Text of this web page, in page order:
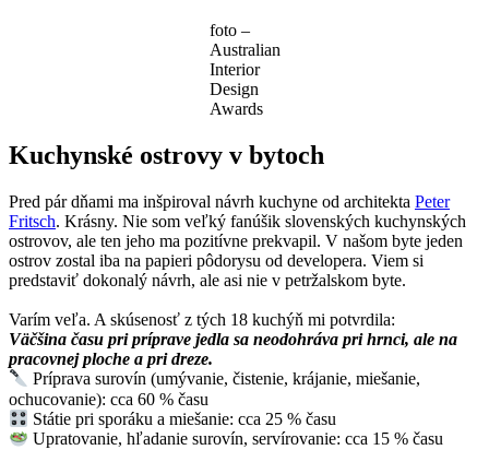
foto –
Australian
Interior
Design
Awards
Kuchynské ostrovy v bytoch
Pred pár dňami ma inšpiroval návrh kuchyne od architekta Peter
Fritsch. Krásny. Nie som veľký fanúšik slovenských kuchynských
ostrovov, ale ten jeho ma pozitívne prekvapil. V našom byte jeden
ostrov zostal iba na papieri pôdorysu od developera. Viem si
predstaviť dokonalý návrh, ale asi nie v petržalskom byte.
Varím veľa. A skúsenosť z tých 18 kuchýň mi potvrdila:
Väčšina času pri príprave jedla sa neodohráva pri hrnci, ale na
pracovnej ploche a pri dreze.
Príprava surovín (umývanie, čistenie, krájanie, miešanie,
ochucovanie): cca 60 % času
Státie pri sporáku a miešanie: cca 25 % času
Upratovanie, hľadanie surovín, servírovanie: cca 15 % času